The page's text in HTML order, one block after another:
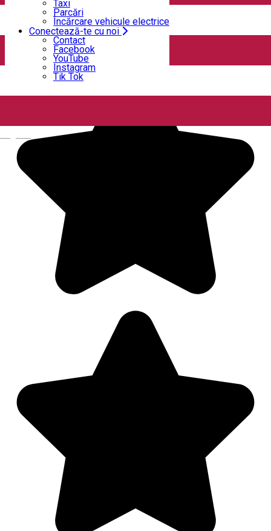
Taxi
Parcări
Încărcare vehicule electrice
Conectează-te cu noi
Contact
Facebook
YouTube
Instagram
Tik Tok
Deschis
Castelul Printul Vanator Turda